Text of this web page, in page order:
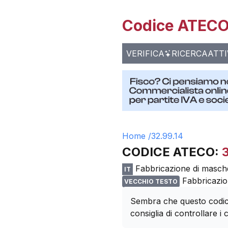
Codice
VERIFICA RICERCA
Home /32.99.14
CODICE ATECO:
IT Fabbricazione di
VECCHIO TESTO
Sembra che questo
consiglia di controllare i